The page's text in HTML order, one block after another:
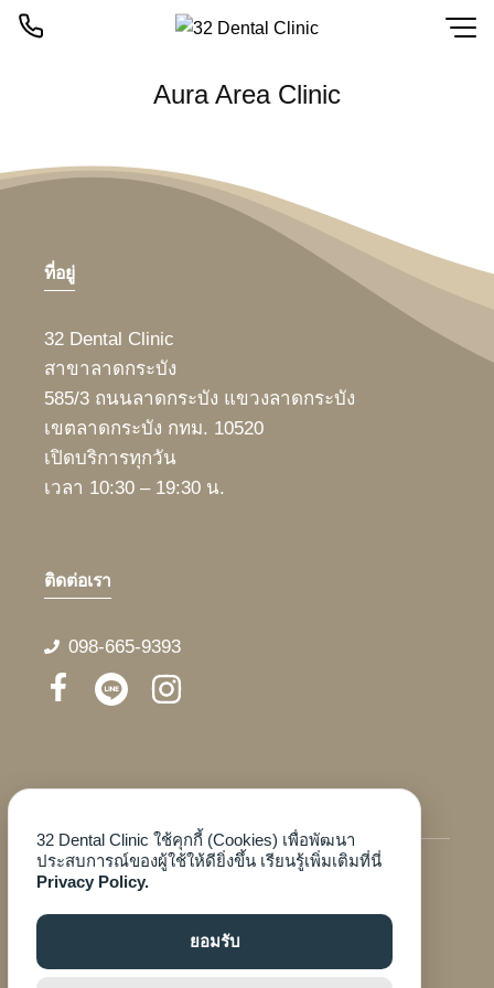
Skip
Search
Aura Area Clinic
ที่อยู่
32 Dental Clinic
สาขาลาดกระบัง
585/3 ถนนลาดกระบัง แขวงลาดกระบัง
เขตลาดกระบัง กทม. 10520
เปิดบริการทุกวัน
เวลา 10:30 – 19:30 น.
ติดต่อเรา
098-665-9393
© 2020 32 Dental Clinic
32 Dental Clinic ใช้คุกกี้ (Cookies) เพื่อพัฒนา
ประสบการณ์ของผู้ใช้ให้ดียิ่งขึ้น เรียนรู้เพิ่มเติมที่นี่
Privacy Policy.
ยอมรับ